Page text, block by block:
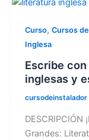
Curso, Cursos
Inglesa
Escribe
inglesas y
cursodeinstalador
DESCRIPCIÓN
Grandes: